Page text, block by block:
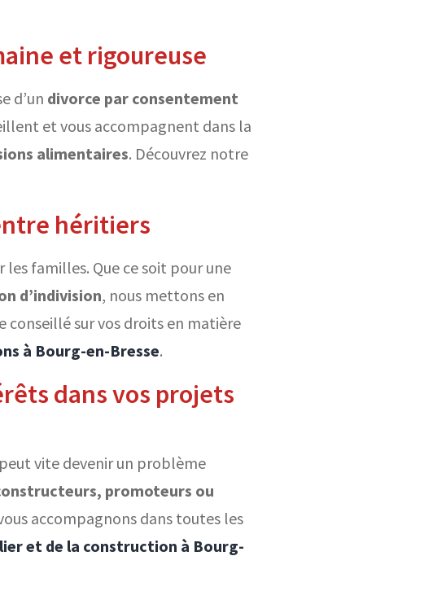
et rigoureuse
d’un divorce par consentement
et vous accompagnent dans la
alimentaires. Découvrez notre
héritiers
familles. Que ce soit pour une
d’indivision, nous mettons en
conseillé sur vos droits en matière
à Bourg-en-Bresse.
dans vos projets
peut vite devenir un problème
promoteurs ou
accompagnons dans toutes les
et de la construction à Bourg-